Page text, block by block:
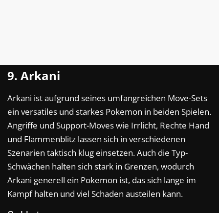
9. Arkani
Arkani ist aufgrund seines umfangreichen Move-Sets
ein versatiles und starkes Pokemon in beiden Spielen.
Angriffe und Support-Moves wie Irrlicht, Rechte Hand
und Flammenblitz lassen sich in verschiedenen
Szenarien taktisch klug einsetzen. Auch die Typ-
Schwächen halten sich stark in Grenzen, wodurch
Arkani generell ein Pokemon ist, das sich lange im
Kampf halten und viel Schaden austeilen kann.